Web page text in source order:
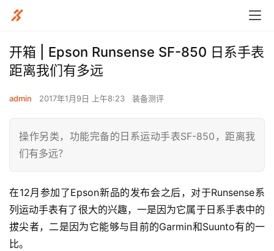
开箱 | Epson Runsense SF-850 日系手表
距离我们有多远
admin 2017年1月9日 上午8:23 装备测评
操作另类，功能完备的日系运动手表SF-850，距离我
们有多远？
在12月参加了Epson新品的发布会之后，对于Runsense系
列运动手表有了很大的兴趣，一是因为它属于日系手表中的
拔尖者，二是因为它能够与目前的Garmin和Suunto有的一
比。